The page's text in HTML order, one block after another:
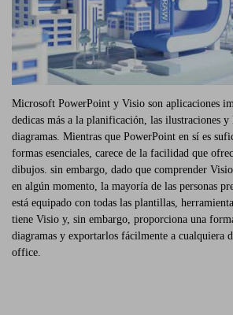
Microsoft PowerPoint y Visio son aplicaciones
dedicas más a la planificación, las ilustraciones y
diagramas. Mientras que PowerPoint en sí es
formas esenciales, carece de la facilidad que
dibujos. sin embargo, dado que comprender
en algún momento, la mayoría de las personas
está equipado con todas las plantillas,
tiene Visio y, sin embargo, proporciona una
diagramas y exportarlos fácilmente a cualquiera
office.